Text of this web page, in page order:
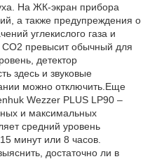
На ЖК-экран прибора
а также предупреждения о
углекислого газа и
превысит обычный для
детектор
здесь и звуковые
можно отключить.Еще
Wezzer PLUS LP90 –
и максимальных
средний уровень
минут или 8 часов.
достаточно ли в